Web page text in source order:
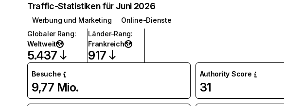
Traffic-Statistiken für Juni 2026
Werbung und Marketing
Online-Dienste
Globaler Rang:
Weltweit
5.437
Länder-Rang:
Frankreich
917
Besuche
9,77 Mio.
Authority Score
31